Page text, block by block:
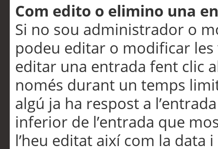
Com edito o elimino una
Si no sou administrador o
podeu editar o modificar
editar una entrada fent clic
només durant un temps
algú ja ha respost a
inferior de l’entrada que
l’heu editat així com la data